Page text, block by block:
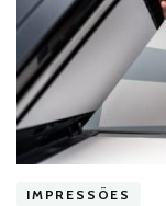
IMPRESSÕES